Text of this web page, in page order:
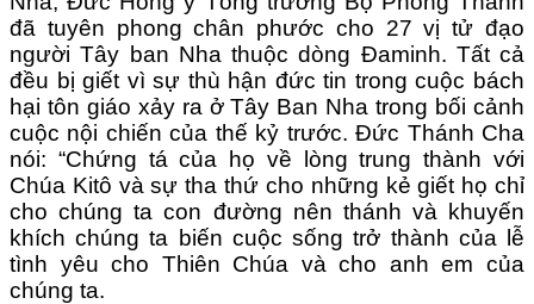
đã tuyên phong chân phước cho 27 vị tử đạo
người Tây ban Nha thuộc dòng Đaminh. Tất cả
đều bị giết vì sự thù hận đức tin trong cuộc bách
hại tôn giáo xảy ra ở Tây Ban Nha trong bối cảnh
cuộc nội chiến của thế kỷ trước. Đức Thánh Cha
nói: “Chứng tá của họ về lòng trung thành với
Chúa Kitô và sự tha thứ cho những kẻ giết họ chỉ
cho chúng ta con đường nên thánh và khuyến
khích chúng ta biến cuộc sống trở thành của lễ
tình yêu cho Thiên Chúa và cho anh em của
chúng ta.